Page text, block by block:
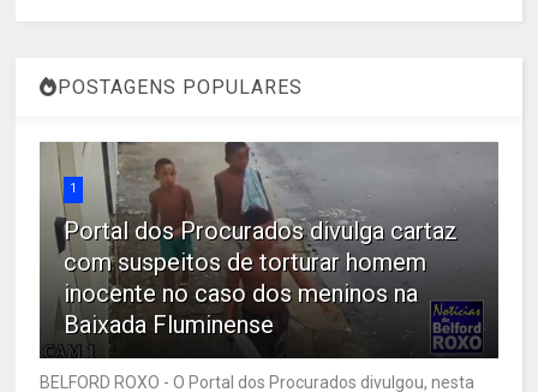
POSTAGENS POPULARES
1
Portal dos Procurados divulga cartaz
com suspeitos de torturar homem
inocente no caso dos meninos na
Baixada Fluminense
BELFORD ROXO - O Portal dos Procurados divulgou, nesta